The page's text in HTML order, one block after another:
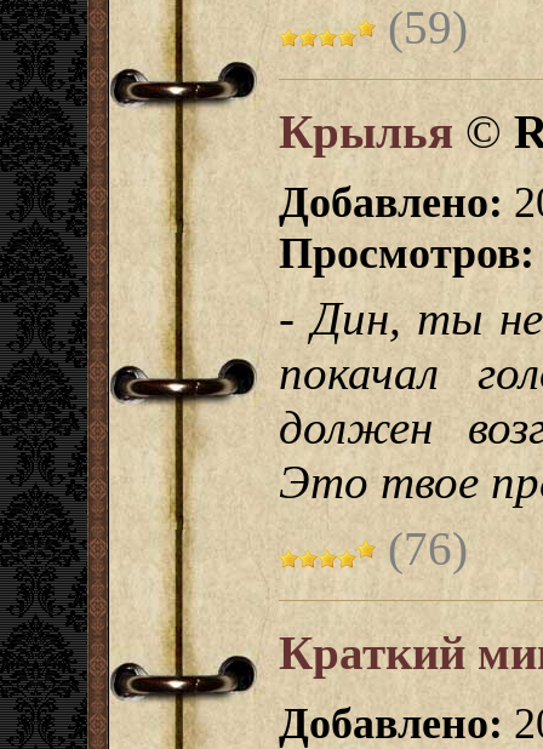
(59)
Крылья ©
Добавлено:
Просмотров:
- Дин, ты
покачал
должен
Это твое
(76)
Краткий
Добавлено: